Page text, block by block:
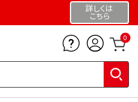
詳しくは
こちら
0